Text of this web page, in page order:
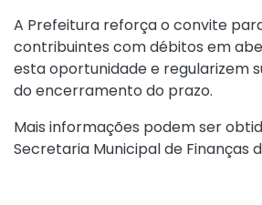
A Prefeitura reforça o convite
contribuintes com débitos em
esta oportunidade e regularizem
do encerramento do prazo.
Mais informações podem ser
Secretaria Municipal de Finanças